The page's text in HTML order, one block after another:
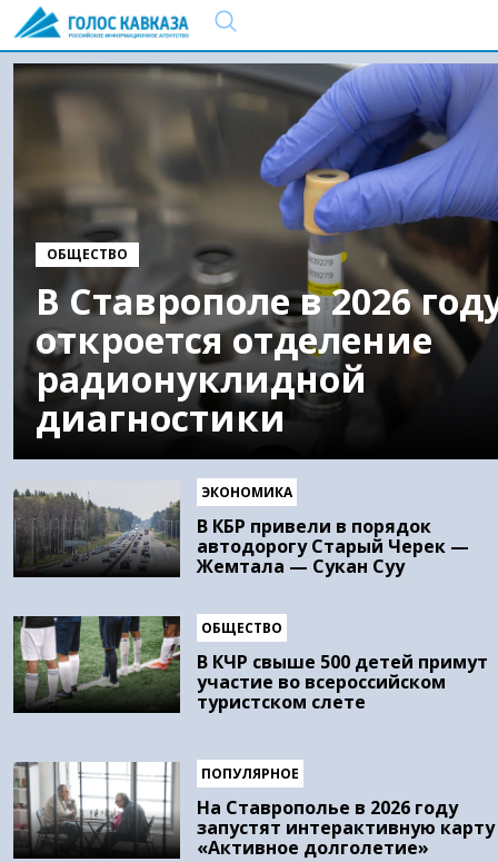
ОБЩЕСТВО
В Ставрополе в 2026
откроется отделение
радионуклидной
диагностики
ЭКОНОМИКА
В КБР привели в порядок
автодорогу Старый Черек —
Жемтала — Сукан Суу
ОБЩЕСТВО
В КЧР свыше 500 детей примут
участие во всероссийском
туристском слете
ПОПУЛЯРНОЕ
На Ставрополье в 2026 году
запустят интерактивную карту
«Активное долголетие»